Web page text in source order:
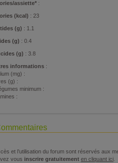
assiette* :
(kcal) : 23
(g) : 1.1
(g) : 0.4
(g) : 3.8
informations :
(mg) :
(g) :
minimum :
:
et l’utilisation du forum sont réservés aux
vous inscrire gratuitement en cliquant ici